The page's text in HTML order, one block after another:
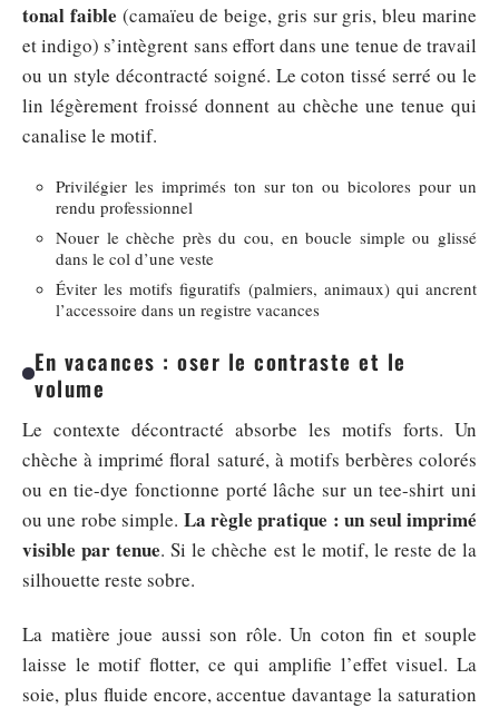
tonal faible (camaïeu de beige, gris sur gris, bleu marine
et indigo) s’intègrent sans effort dans une tenue de travail
ou un style décontracté soigné. Le coton tissé serré ou le
lin légèrement froissé donnent au chèche une tenue qui
canalise le motif.
Privilégier les imprimés ton sur ton ou bicolores pour un
rendu professionnel
Nouer le chèche près du cou, en boucle simple ou glissé
dans le col d’une veste
Éviter les motifs figuratifs (palmiers, animaux) qui ancrent
l’accessoire dans un registre vacances
En vacances : oser le contraste et le
volume
Le contexte décontracté absorbe les motifs forts. Un
chèche à imprimé floral saturé, à motifs berbères colorés
ou en tie-dye fonctionne porté lâche sur un tee-shirt uni
ou une robe simple. La règle pratique : un seul imprimé
visible par tenue. Si le chèche est le motif, le reste de la
silhouette reste sobre.
La matière joue aussi son rôle. Un coton fin et souple
laisse le motif flotter, ce qui amplifie l’effet visuel. La
soie, plus fluide encore, accentue davantage la saturation